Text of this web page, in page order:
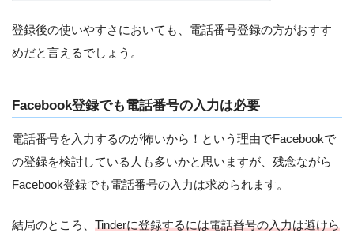
登録後の使いやすさにおいても、電話番号登録の方がおすす
めだと言えるでしょう。
Facebook登録でも電話番号の入力は必要
電話番号を入力するのが怖いから！という理由でFacebookで
の登録を検討している人も多いかと思いますが、残念ながら
Facebook登録でも電話番号の入力は求められます。
結局のところ、 Tinderに登録するには電話番号の入力は避けら